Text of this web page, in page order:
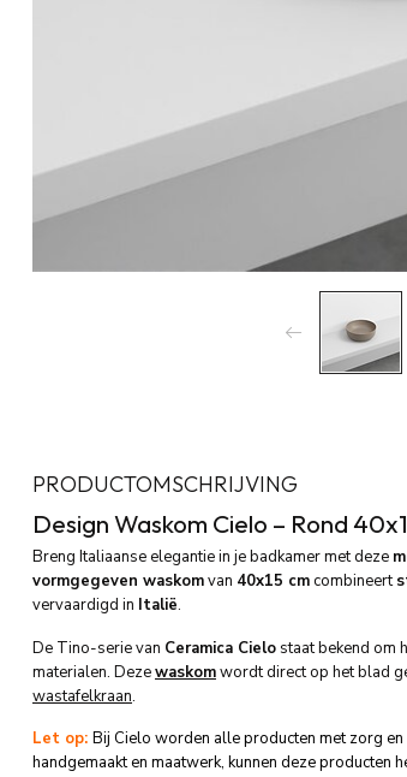
PRODUCTOMSCHRIJVING
Design Waskom Cielo – Rond
Breng Italiaanse elegantie in je badkamer met deze
vormgegeven waskomvan 40x15 cmcombineert
vervaardigd in Italië.
De Tino-serie van Ceramica Cielo staat bekend om
materialen. Dezewaskomwordt direct op het blad
wastafelkraan.
Let op: Bij Cielo worden alle producten met zorg
handgemaakt en maatwerk, kunnen deze